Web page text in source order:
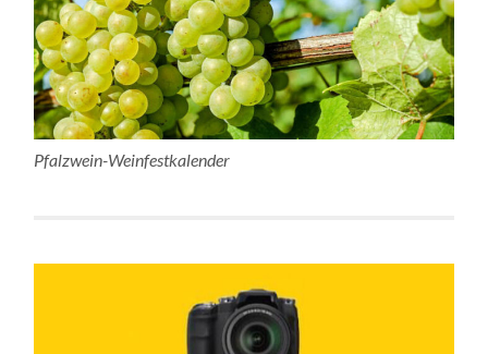
Pfalzwein-Weinfestkalender